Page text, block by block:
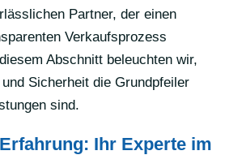
Partner, der einen
Verkaufsprozess
Abschnitt beleuchten wir,
Sicherheit die Grundpfeiler
sind.
Ihr Experte im